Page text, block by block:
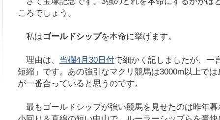
ころでしょう。
私はゴールドシップを本命に挙げます。
理由は、 当欄4月30日付で細かく記しましたが、一
短縮」です。あの強引なマクリ競馬は3000m以上で
が一番合っていると思うのです。
最もゴールドシップが強い競馬を見せたのは昨年